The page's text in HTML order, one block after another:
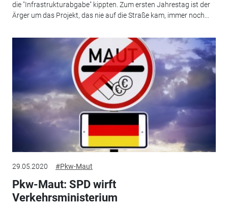
die "Infrastrukturabgabe" kippten. Zum ersten Jahrestag ist der
Ärger um das Projekt, das nie auf die Straße kam, immer noch...
29.05.2020 #Pkw-Maut
Pkw-Maut: SPD wirft
Verkehrsministerium